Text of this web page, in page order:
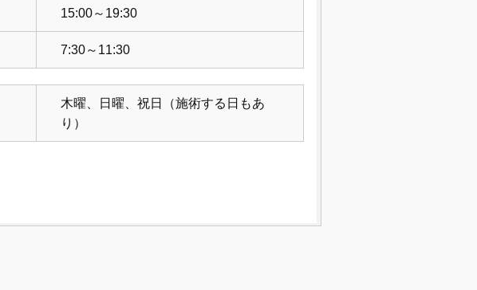
15:00～19:30
7:30～11:30
木曜、日曜、祝日（施術する日もあ
り）